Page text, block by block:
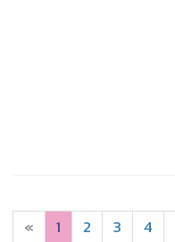
« 1 2 3 4